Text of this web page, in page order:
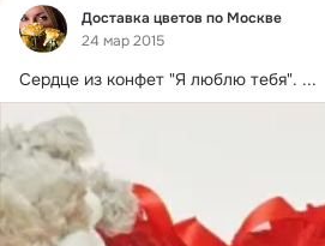
Фид
Доставка цветов по Москве
24 мар 2015
Сердце из конфет "Я люблю тебя". ...